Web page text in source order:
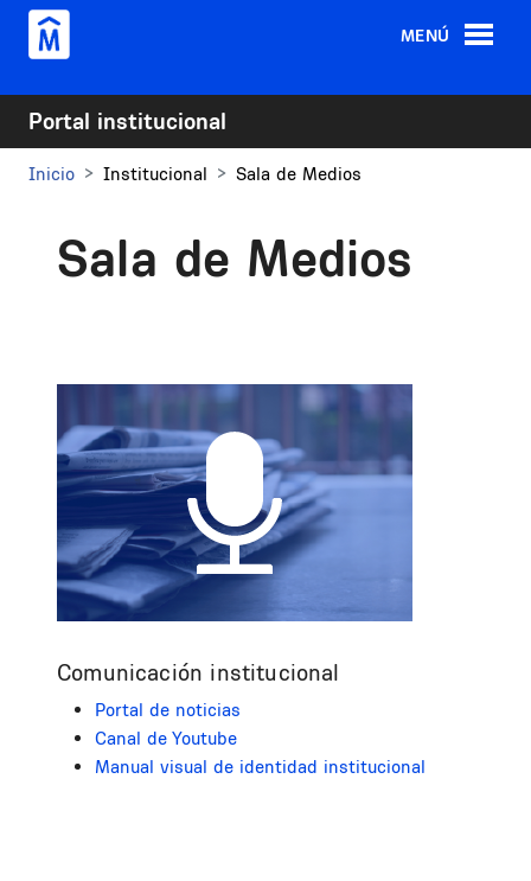
Pasar al contenido principal
MENÚ
Portal institucional
Inicio Institucional Sala de Medios
Sala de Medios
Comunicación institucional
Portal de noticias
Canal de Youtube
Manual visual de identidad institucional